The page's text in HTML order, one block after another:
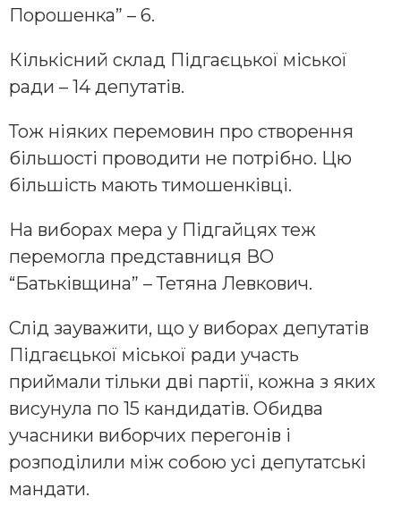
Порошенка” – 6.
Кількісний склад Підгаєцької міської
ради – 14 депутатів.
Тож ніяких перемовин про створення
більшості проводити не потрібно. Цю
більшість мають тимошенківці.
На виборах мера у Підгайцях теж
перемогла представниця ВО
“Батьківщина” – Тетяна Левкович.
Слід зауважити, що у виборах депутатів
Підгаєцької міської ради участь
приймали тільки дві партії, кожна з яких
висунула по 15 кандидатів. Обидва
учасники виборчих перегонів і
розподілили між собою усі депутатські
мандати.